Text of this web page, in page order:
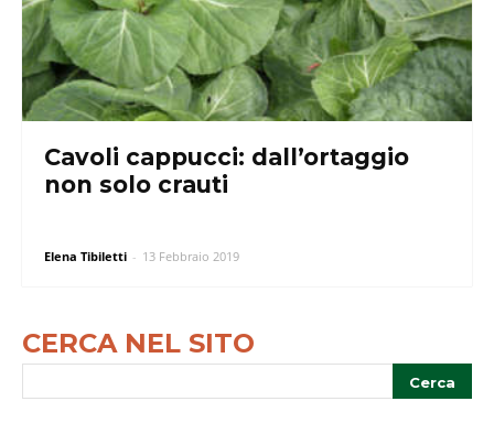
Cavoli cappucci: dall’ortaggio
non solo crauti
Elena Tibiletti - 13 Febbraio 2019
CERCA NEL SITO